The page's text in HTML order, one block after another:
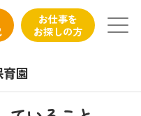
園
お仕事を
お探しの方